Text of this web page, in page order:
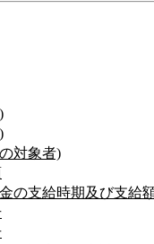
対象者)
の支給時期及び支給